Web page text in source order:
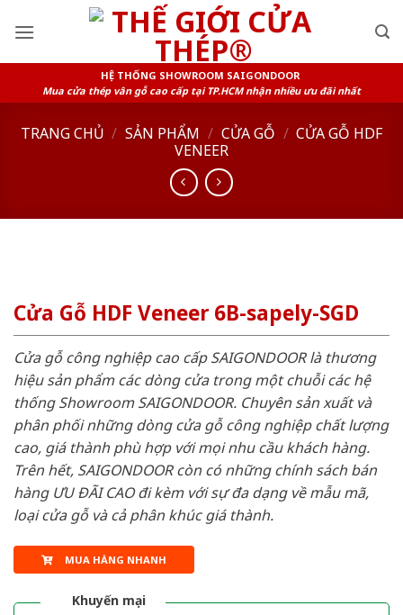
HỆ THỐNG SHOWROOM SAIGONDOOR
Mua cửa thép vân gỗ cao cấp tại TP.HCM nhận nhiều ưu đãi nhất
TRANG CHỦ / SẢN PHẨM / CỬA GỖ / CỬA GỖ HDF
VENEER
Cửa Gỗ HDF Veneer 6B-sapely-SGD
Cửa gỗ công nghiệp cao cấp SAIGONDOOR là thương
hiệu sản phẩm các dòng cửa trong một chuỗi các hệ
thống Showroom SAIGONDOOR. Chuyên sản xuất và
phân phối những dòng cửa gỗ công nghiệp chất lượng
cao, giá thành phù hợp với mọi nhu cầu khách hàng.
Trên hết, SAIGONDOOR còn có những chính sách bán
hàng ƯU ĐÃI CAO đi kèm với sự đa dạng về mẫu mã,
loại cửa gỗ và cả phân khúc giá thành.
MUA HÀNG NHANH
Khuyến mại